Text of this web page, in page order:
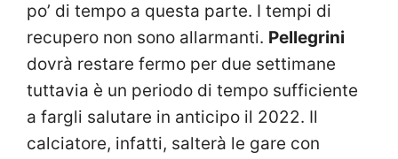
po’ di tempo a questa parte. I tempi di
recupero non sono allarmanti. Pellegrini
dovrà restare fermo per due settimane
tuttavia è un periodo di tempo sufficiente
a fargli salutare in anticipo il 2022. Il
calciatore, infatti, salterà le gare con